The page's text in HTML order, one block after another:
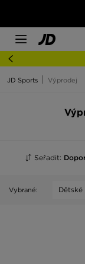
JD Sports Výprodej
Seřadit:
Vybrané: Dětské